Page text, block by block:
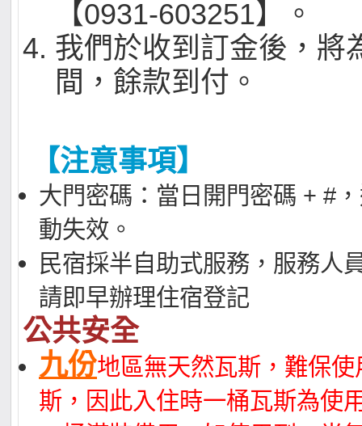
【0931-603251】。
我們於收到訂金後，將
間，餘款到付。
【注意事項】
大門密碼：當日開門密碼 + #
動失效。
民宿採半自助式服務，服務人
請即早辦理住宿登記
公共安全
九份地區無天然瓦斯，難保
斯，因此入住時一桶瓦斯為使